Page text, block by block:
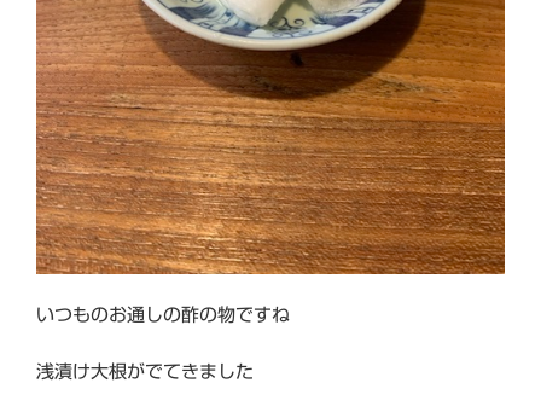
いつものお通しの酢の物ですね
浅漬け大根がでてきました